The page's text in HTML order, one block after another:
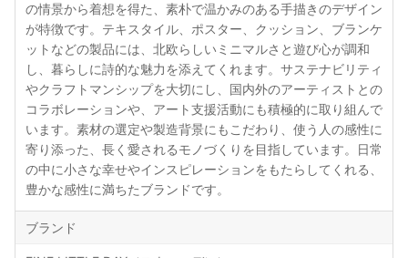
の情景から着想を得た、素朴で温かみのある手描きのデザイン
が特徴です。テキスタイル、ポスター、クッション、ブランケ
ットなどの製品には、北欧らしいミニマルさと遊び心が調和
し、暮らしに詩的な魅力を添えてくれます。サステナビリティ
やクラフトマンシップを大切にし、国内外のアーティストとの
コラボレーションや、アート支援活動にも積極的に取り組んで
います。素材の選定や製造背景にもこだわり、使う人の感性に
寄り添った、長く愛されるモノづくりを目指しています。日常
の中に小さな幸せやインスピレーションをもたらしてくれる、
豊かな感性に満ちたブランドです。
ブランド